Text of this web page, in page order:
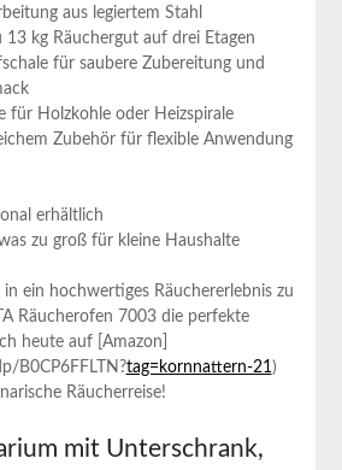
aus legiertem Stahl
13 kg Räuchergut auf drei Etagen
für saubere Zubereitung und
für⁢ Holzkohle oder Heizspirale
Zubehör für flexible Anwendung
erhältlich
zu groß für kleine Haushalte
ein hochwertiges Räuchererlebnis zu
Räucherofen 7003 die perfekte
heute auf [Amazon]
B0CP6FFLTN?tag=kornnattern-21)
Räucherreise!
mit Unterschrank,